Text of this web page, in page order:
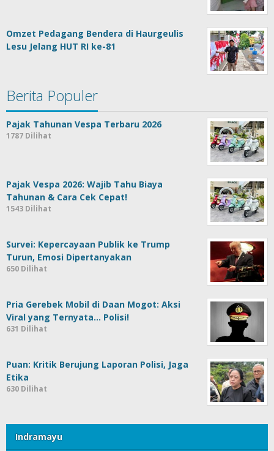
Omzet Pedagang Bendera di Haurgeulis
Lesu Jelang HUT RI ke-81
Berita Populer
Pajak Tahunan Vespa Terbaru 2026
1787 Dilihat
Pajak Vespa 2026: Wajib Tahu Biaya
Tahunan & Cara Cek Cepat!
1543 Dilihat
Survei: Kepercayaan Publik ke Trump
Turun, Emosi Dipertanyakan
650 Dilihat
Pria Gerebek Mobil di Daan Mogot: Aksi
Viral yang Ternyata… Polisi!
631 Dilihat
Puan: Kritik Berujung Laporan Polisi, Jaga
Etika
630 Dilihat
Indramayu